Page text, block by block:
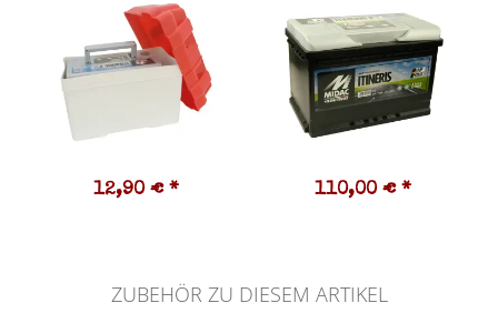
12,90 € * 110,00 € *
ZUBEHÖR ZU DIESEM ARTIKEL